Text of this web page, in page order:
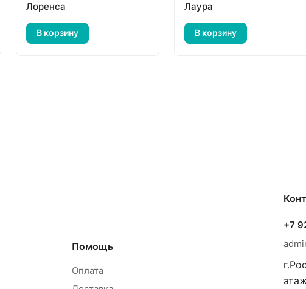
Лоренса
В корзину
Лаура
В корзину
Помощь
Оплата
+7